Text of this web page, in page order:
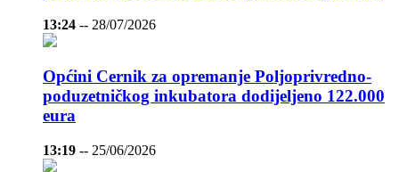
13:24 -- 28/07/2026
Općini Cernik za opremanje Poljoprivredno-
poduzetničkog inkubatora dodijeljeno 122.000
eura
13:19 -- 25/06/2026